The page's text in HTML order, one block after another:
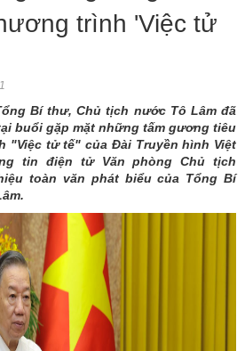
trình 'Việc tử
Bí thư, Chủ tịch nước Tô Lâm đã
buổi gặp mặt những tấm gương tiêu
"Việc tử tế" của Đài Truyền hình Việt
tin điện tử Văn phòng Chủ tịch
toàn văn phát biểu của Tổng Bí